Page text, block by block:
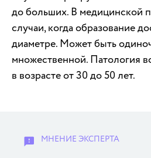
до больших. В медицинской
случаи, когда образование
диаметре. Может быть
множественной. Патология
в возрасте от 30 до 50 лет.